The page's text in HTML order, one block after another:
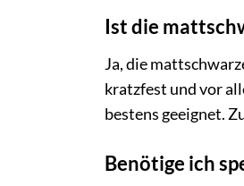
Ist die
Ja, die
kratzfest und vor
bestens geeignet.
Benötige ich